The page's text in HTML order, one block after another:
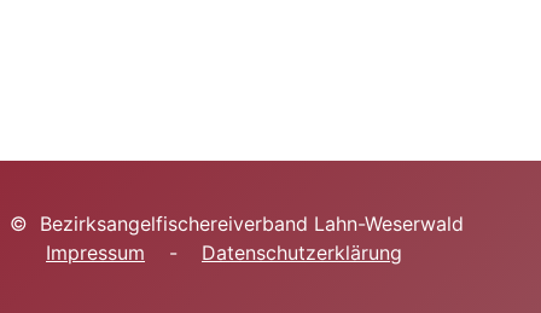
© Bezirksangelfischereiverband Lahn-Weserwald
Impressum - Datenschutzerklärung